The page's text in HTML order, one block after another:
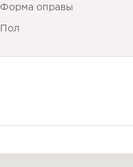
Форма оправы
Пол